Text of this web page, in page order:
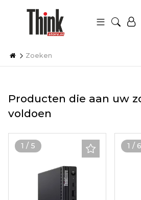
Zoeken
Producten die aan uw
voldoen
1 / 5 1 / 6